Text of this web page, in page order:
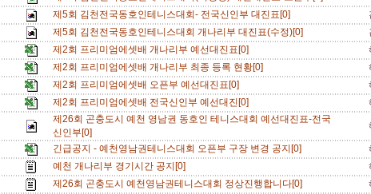
제5회 김천전국동호인테니스대회- 전국신인부 대진표[0]
제5회 김천전국동호인테니스대회 개나리부 대진표(수정)[0]
제2회 프리미엄에셋배 개나리부 예선대진표[0]
제2회 프리미엄에셋배 개나리부 최종 등록 현황[0]
제2회 프리미엄에셋배 오픈부 예선대진표[0]
제2회 프리미엄에셋배 전국신인부 예선대진[0]
제26회 곤충도시 예천 영남권 동호인 테니스대회 예선대진표-전국
신인부[0]
긴급공지 - 예천영남권테니스대회 오픈부 구장 변경 공지[0]
예천 개나리부 경기시간 공지[0]
제26회 곤충도시 예천영남권테니스대회 정상진행합니다[0]